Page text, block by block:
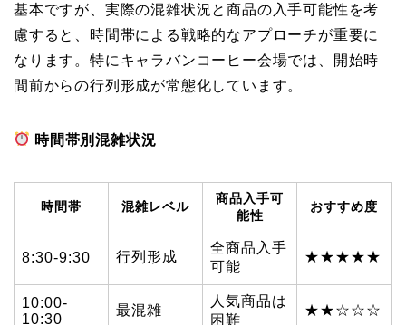
基本ですが、実際の混雑状況と商品の入手可能性を考
慮すると、時間帯による戦略的なアプローチが重要に
なります。特にキャラバンコーヒー会場では、開始時
間前からの行列形成が常態化しています。
時間帯別混雑状況
時間帯 混雑レベル
商品入手可
能性
おすすめ度
8:30-9:30 行列形成
全商品入手
可能
★★★★★
10:00-
10:30
最混雑
人気商品は
困難
★★☆☆☆